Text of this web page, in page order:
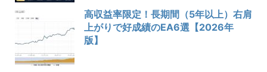
高収益率限定！長期間（5年以上）右肩
上がりで好成績のEA6選【2026年
版】